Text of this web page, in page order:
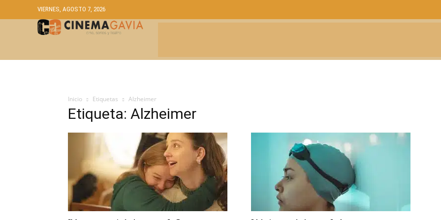
VIERNES, AGOSTO 7, 2026
Inicio Etiquetas Alzheimer
Etiqueta: Alzheimer